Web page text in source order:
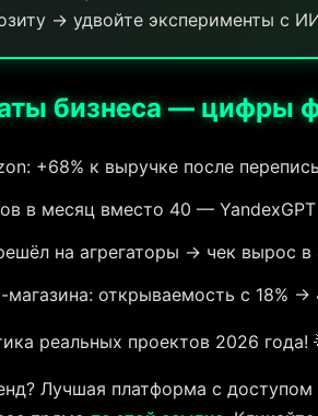
→ удвойте эксперименты с
бизнеса — цифры
+68% к выручке после
в месяц вместо 40 —
на агрегаторы → чек вырос в
магазина: открываемость с 18%
реальных проектов 2026 года!
Лучшая платформа с